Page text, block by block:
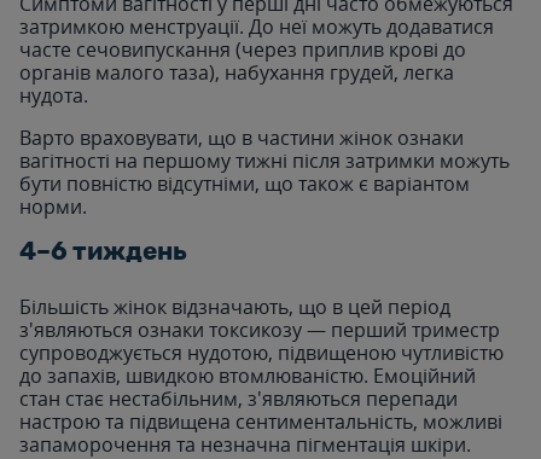
затримкою менструації. До неї можуть додаватися
часте сечовипускання (через приплив крові до
органів малого таза), набухання грудей, легка
нудота.
Варто враховувати, що в частини жінок ознаки
вагітності на першому тижні після затримки можуть
бути повністю відсутніми, що також є варіантом
норми.
4–6 тиждень
Більшість жінок відзначають, що в цей період
з'являються ознаки токсикозу — перший триместр
супроводжується нудотою, підвищеною чутливістю
до запахів, швидкою втомлюваністю. Емоційний
стан стає нестабільним, з'являються перепади
настрою та підвищена сентиментальність, можливі
запаморочення та незначна пігментація шкіри.